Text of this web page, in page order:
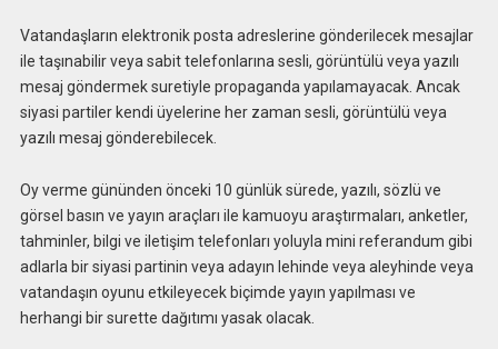
Vatandaşların elektronik posta adreslerine gönderilecek mesajlar
ile taşınabilir veya sabit telefonlarına sesli, görüntülü veya yazılı
mesaj göndermek suretiyle propaganda yapılamayacak. Ancak
siyasi partiler kendi üyelerine her zaman sesli, görüntülü veya
yazılı mesaj gönderebilecek.
Oy verme gününden önceki 10 günlük sürede, yazılı, sözlü ve
görsel basın ve yayın araçları ile kamuoyu araştırmaları, anketler,
tahminler, bilgi ve iletişim telefonları yoluyla mini referandum gibi
adlarla bir siyasi partinin veya adayın lehinde veya aleyhinde veya
vatandaşın oyunu etkileyecek biçimde yayın yapılması ve
herhangi bir surette dağıtımı yasak olacak.